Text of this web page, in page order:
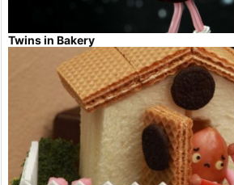
Twins in Bakery